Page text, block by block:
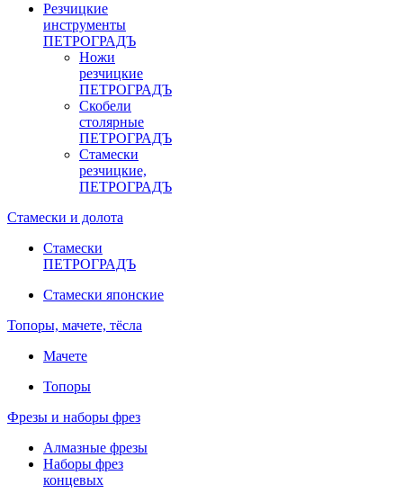
Резчицкие
инструменты
ПЕТРОГРАДЪ
Ножи
резчицкие
ПЕТРОГРАДЪ
Скобели
столярные
ПЕТРОГРАДЪ
Стамески
резчицкие,
ПЕТРОГРАДЪ
Стамески и долота
Стамески
ПЕТРОГРАДЪ
Стамески японские
Топоры, мачете, тёсла
Мачете
Топоры
Фрезы и наборы фрез
Алмазные фрезы
Наборы фрез
концевых